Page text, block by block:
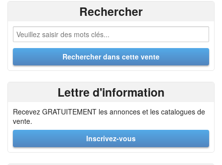
Rechercher
Lettre d'information
Recevez GRATUITEMENT les annonces et les catalogues de
vente.
Inscrivez-vous